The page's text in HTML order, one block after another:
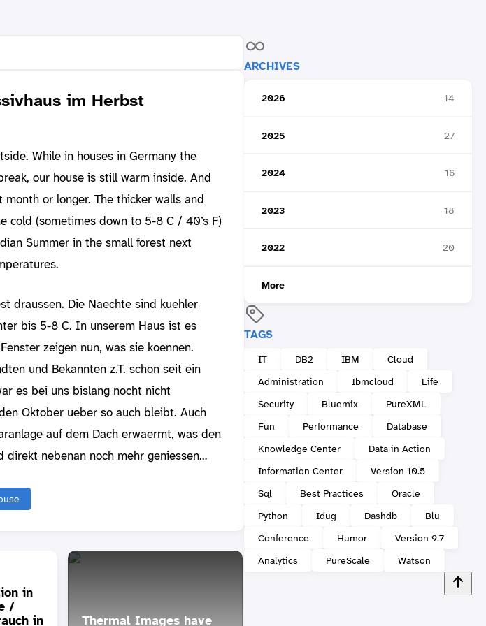
ARCHIVES
2026 14
2025 27
2024 16
2023 18
2022 20
More
TAGS
IT DB2 IBM
Cloud
Administration
Ibmcloud
Life
Security
Bluemix
PureXML
Fun
Performance
Database
Knowledge Center
Data in Action
Information Center
Version 10.5
Sql
Best Practices
Oracle
Python
Idug Dashdb
Blu
Conference
Humor
Version 9.7
Analytics
PureScale Watson
im Herbst
While in houses in Germany the
our house is still warm inside. And
or longer. The thicker walls and
(sometimes down to 5-8 C / 40’s F)
Summer in the small forest next
draussen. Die Naechte sind kuehler
bis 5-8 C. In unserem Haus ist es
zeigen nun, was sie koennen.
und Bekannten z.T. schon seit ein
es bei uns bislang nocht nicht
Oktober ueber so auch bleibt. Auch
auf dem Dach erwaermt, was den
nebenan noch mehr geniessen…
in
/
in
Thermal Images have